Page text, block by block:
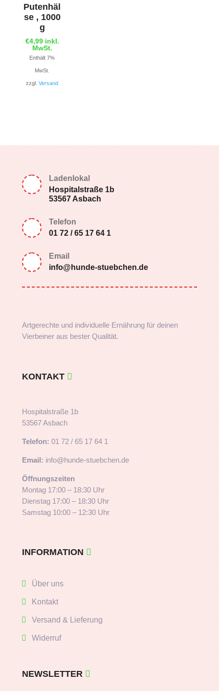
Putenhäl
se , 1000
g
€4,99 inkl.
MwSt.
Enthält 7%
MwSt.
zzgl.Versand
Ladenlokal
Hospitalstraße 1b
53567 Asbach
Telefon
01 72 / 65 17 64 1
Email
info@hunde-stuebchen.de
Artgerechte und individuelle Ernährung für deinen
Vierbeiner aus bester Qualität.
KONTAKT
Hospitalstraße 1b
53567 Asbach
Telefon: 01 72 / 65 17 64 1
Email: info@hunde-stuebchen.de
Öffnungszeiten
Montag 17:00 – 18:30 Uhr
Dienstag 17:00 – 18:30 Uhr
Samstag 10:00 – 12:30 Uhr
INFORMATION
Über uns
Kontakt
Versand & Lieferung
Widerruf
NEWSLETTER